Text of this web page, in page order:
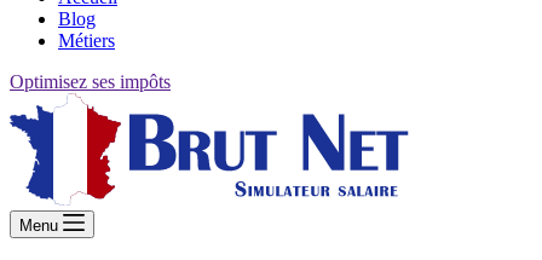
Blog
Métiers
Optimisez ses impôts
Menu